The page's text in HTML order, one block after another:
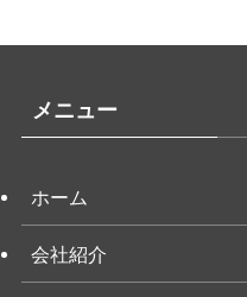
メニュー
ホーム
会社紹介